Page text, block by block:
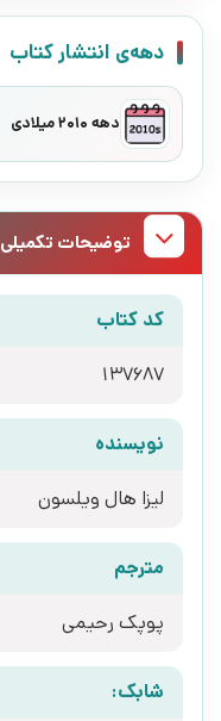
دهه‌ی انتشار کتاب
دهه 2010 میلادی
توضیحات تکمیلی
کد کتاب
137687
نویسنده
لیزا هال ویلسون
مترجم
پوپک رحیمی
شابک: